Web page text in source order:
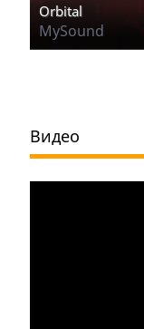
Orbital
MySound
Видео